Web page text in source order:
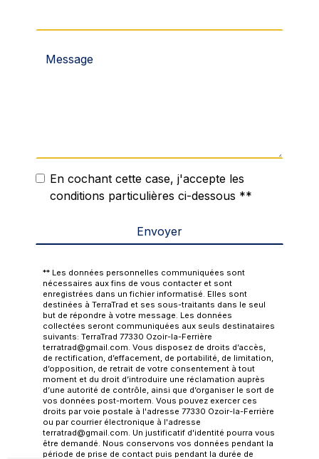
En cochant cette case, j'accepte les
conditions particulières ci-dessous **
Envoyer
** Les données personnelles communiquées sont
nécessaires aux fins de vous contacter et sont
enregistrées dans un fichier informatisé. Elles sont
destinées à TerraTrad et ses sous-traitants dans le seul
but de répondre à votre message. Les données
collectées seront communiquées aux seuls destinataires
suivants: TerraTrad 77330 Ozoir-la-Ferrière
terratrad@gmail.com. Vous disposez de droits d’accès,
de rectification, d’effacement, de portabilité, de limitation,
d’opposition, de retrait de votre consentement à tout
moment et du droit d’introduire une réclamation auprès
d’une autorité de contrôle, ainsi que d’organiser le sort de
vos données post-mortem. Vous pouvez exercer ces
droits par voie postale à l'adresse 77330 Ozoir-la-Ferrière
ou par courrier électronique à l'adresse
terratrad@gmail.com. Un justificatif d'identité pourra vous
être demandé. Nous conservons vos données pendant la
période de prise de contact puis pendant la durée de